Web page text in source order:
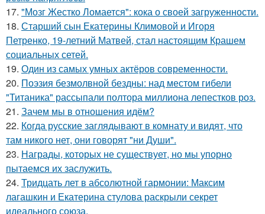
17. "Мозг Жестко Ломается": кока о своей загруженности.
18. Старший сын Екатерины Климовой и Игоря
Петренко, 19-летний Матвей, стал настоящим Крашем
социальных сетей.
19. Один из самых умных актёров современности.
20. Поэзия безмолвной бездны: над местом гибели
"Титаника" рассыпали полтора миллиона лепестков роз.
21. Зачем мы в отношения идём?
22. Когда русские заглядывают в комнату и видят, что
там никого нет, они говорят "ни Души".
23. Награды, которых не существует, но мы упорно
пытаемся их заслужить.
24. Тридцать лет в абсолютной гармонии: Максим
лагашкин и Екатерина стулова раскрыли секрет
идеального союза.